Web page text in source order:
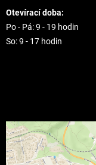
Otevírací doba:
Po - Pá: 9 - 19 hodin
So: 9 - 17 hodin